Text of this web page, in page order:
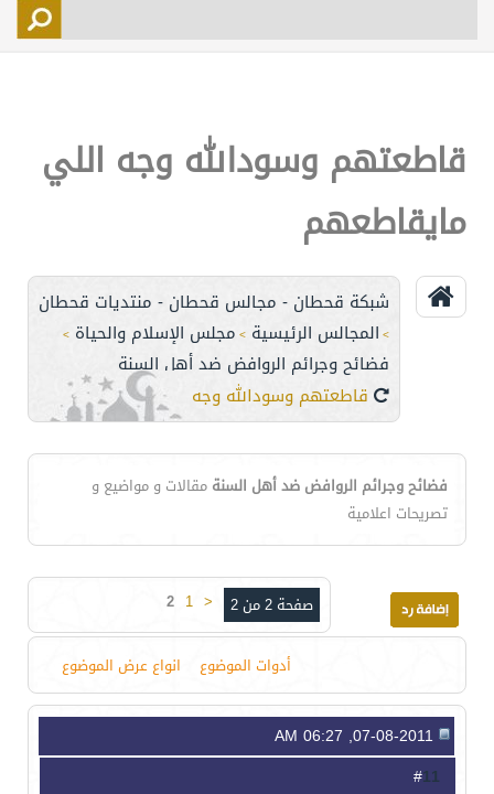
اتصل بنا
قاطعتهم وسودالله وجه اللي
مايقاطعهم
شبكة قحطان - مجالس قحطان - منتديات قحطان
> المجالس الرئيسية > مجلس الإسلام والحياة >
فضائح وجرائم الروافض ضد أهل السنة
قاطعتهم وسودالله وجه اللي مايقاطعهم
فضائح وجرائم الروافض ضد أهل السنة مقالات و مواضيع و
تصريحات اعلامية
صفحة 2 من 2 <
1
2
أدوات الموضوع انواع عرض الموضوع
11